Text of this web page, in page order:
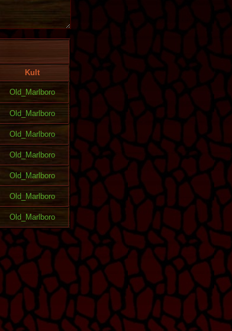
Kult
Old_Marlboro
Old_Marlboro
Old_Marlboro
Old_Marlboro
Old_Marlboro
Old_Marlboro
Old_Marlboro